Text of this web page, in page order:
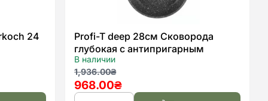
24
Profi-T deep 28см Сковорода
глубокая с антипригарным
покрытием Kohen
В наличии
1,936.00₴
Первоначальная
цена
968.00₴
Текущая
цена: